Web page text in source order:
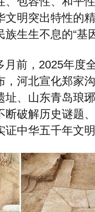
文明突出特性的
生生不息的“基
月前，2025年度
，河北宣化郑家
址、山东青岛琅
断破解历史谜题
证中华五千年文明